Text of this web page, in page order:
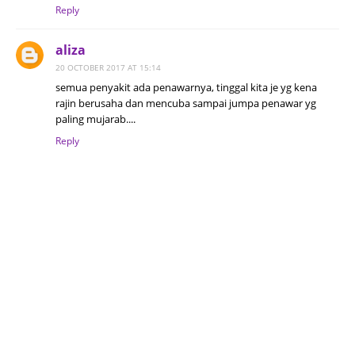
Reply
aliza
20 OCTOBER 2017 AT 15:14
semua penyakit ada penawarnya, tinggal kita je yg kena
rajin berusaha dan mencuba sampai jumpa penawar yg
paling mujarab....
Reply